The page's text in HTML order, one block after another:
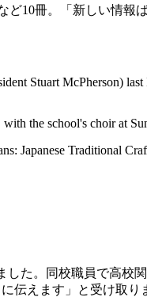
10冊。「新しい情報
Stuart McPherson)
the school's choir at
Japanese Traditional
た。同校職員で高校
えます」と受け取り